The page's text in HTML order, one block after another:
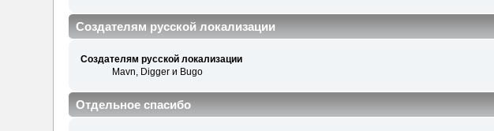
Создателям русской локализации
Создателям русской локализации
Mavn, Digger и Bugo
Отдельное спасибо